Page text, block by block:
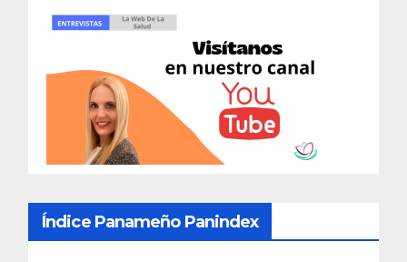
Índice Panameño Panindex